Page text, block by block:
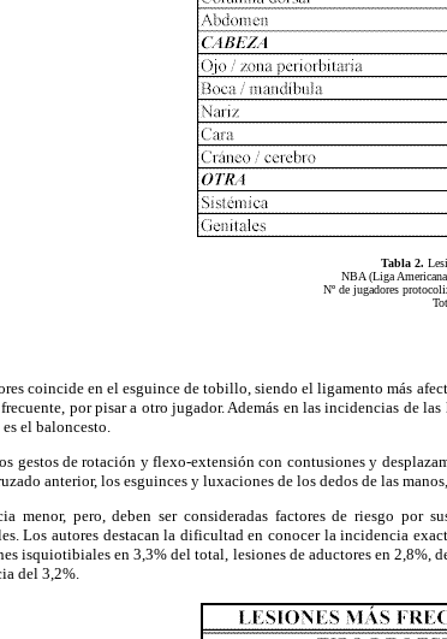
Tabla 2.
NBA (Liga
Nº de jugadores
coincide en el esguince de tobillo, siendo el ligamento más
por pisar a otro jugador. Además en las incidencias de
el baloncesto.
gestos de rotación y flexo-extensión con contusiones y
anterior, los esguinces y luxaciones de los dedos de las
pero, deben ser consideradas factores de riesgo por
Los autores destacan la dificultad en conocer la incidencia
isquiotibiales en 3,3% del total, lesiones de aductores en
del 3,2%.